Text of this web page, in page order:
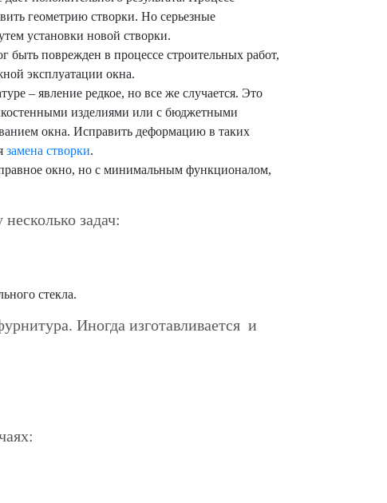
геометрию створки. Но серьезные
установки новой створки.
поврежден в процессе строительных работ,
эксплуатации окна.
– явление редкое, но все же случается. Это
изделиями или с бюджетными
окна. Исправить деформацию в таких
замена створки.
окно, но с минимальным функционалом,
задач:
стекла.
Иногда изготавливается и